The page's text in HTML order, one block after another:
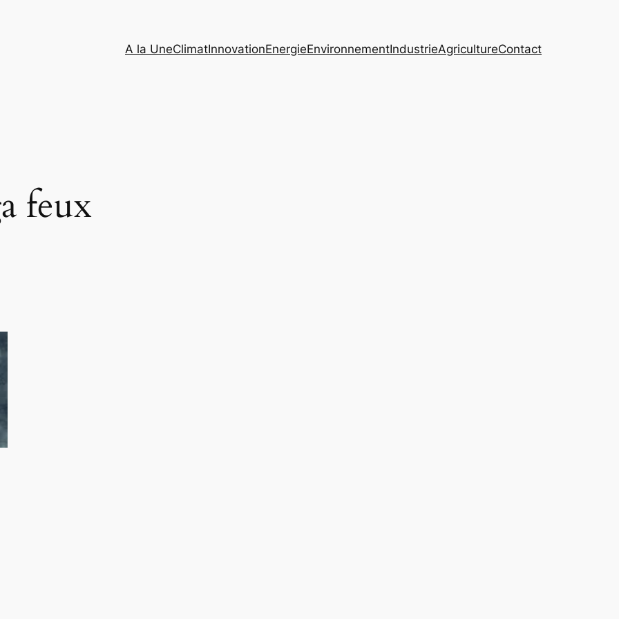
A la UneClimatInnovationEnergieEnvironnementIndustrieAgricultureContact
feux